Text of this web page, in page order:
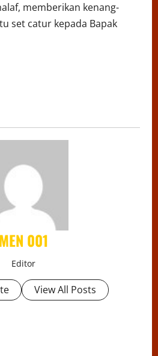
memberikan kenang-
set catur kepada Bapak
MEN 001
Editor
View All Posts